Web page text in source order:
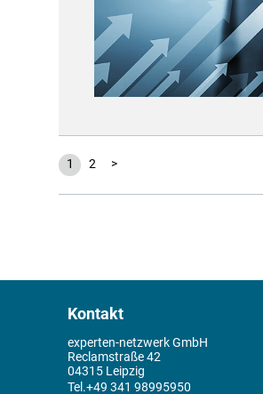
1 2 >
Kontakt
experten-netzwerk GmbH
Reclamstraße 42
04315 Leipzig
+49 341 98995950